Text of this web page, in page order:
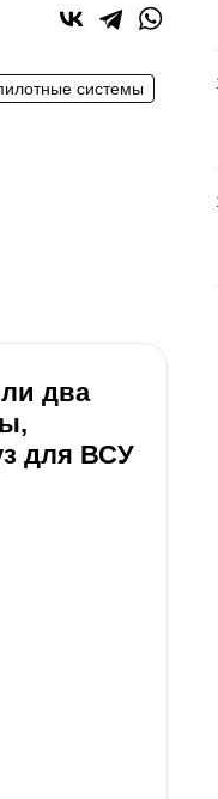
системы
два
для ВСУ